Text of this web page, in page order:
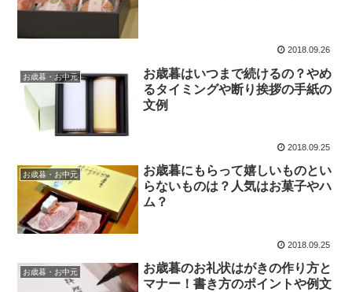
2018.09.26
お歳暮・お中元
お歳暮はいつまで続けるの？やめ
るタイミングや断り挨拶の手紙の
文例
2018.09.25
お歳暮・お中元
お歳暮にもらって嬉しいものとい
らないものは？人気はお菓子やハ
ム？
2018.09.25
お歳暮・お中元
お歳暮のお礼状はがきの作り方と
マナー！書き方のポイントや例文